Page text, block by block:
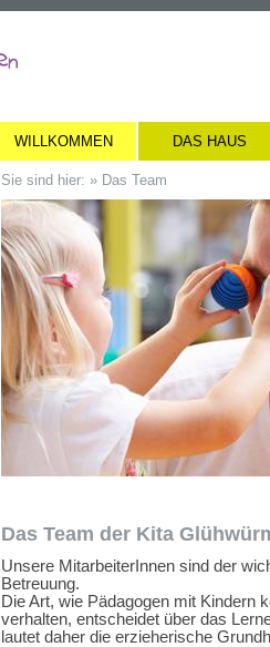
WILLKOMMEN DAS HAUS
Sie sind hier: » Das Team
Das Team der Kita
Unsere MitarbeiterInnen sind der
Betreuung.
Die Art, wie Pädagogen mit Kindern
verhalten, entscheidet über das
lautet daher die erzieherische